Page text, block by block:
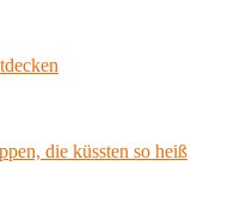
die küssten so heiß